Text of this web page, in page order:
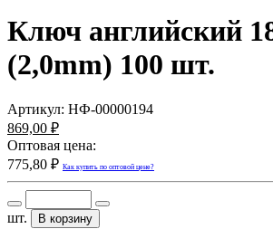
Ключ английский
(2,0mm) 100 шт.
Артикул: НФ-00000194
869,00 ₽
Оптовая цена:
775,80 ₽ Как купить по оптовой цене?
шт. В корзину